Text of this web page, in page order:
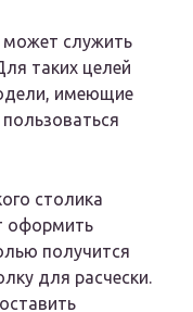
может служить
таких целей
имеющие
столика
оформить
получится
для расчески.